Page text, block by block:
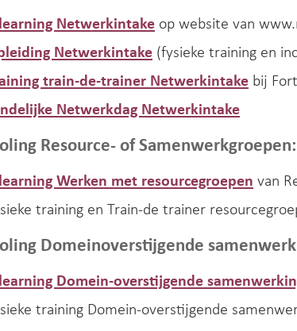
Netwerkintake op website van
Netwerkintake (fysieke training en
train-de-trainer Netwerkintake bij
Netwerkdag Netwerkintake
Resource- of Samenwerkgroepen:
Werken met resourcegroepen van
training en Train-de trainer
Domeinoverstijgende
Domein-overstijgende
training Domein-overstijgende